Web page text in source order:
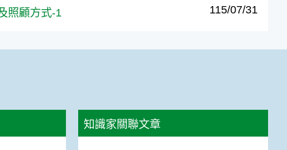
照顧方式-1
115/07/31
知識家關聯文章